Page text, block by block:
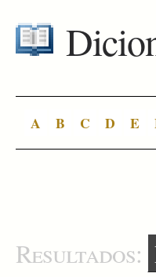
A B C D E
Resultados: